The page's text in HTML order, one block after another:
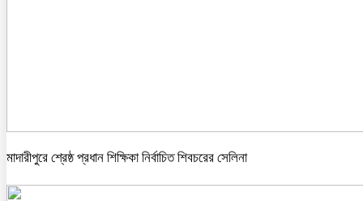
মাদারীপুরে শ্রেষ্ঠ প্রধান শিক্ষিকা নির্বাচিত শিবচরের সেলিনা